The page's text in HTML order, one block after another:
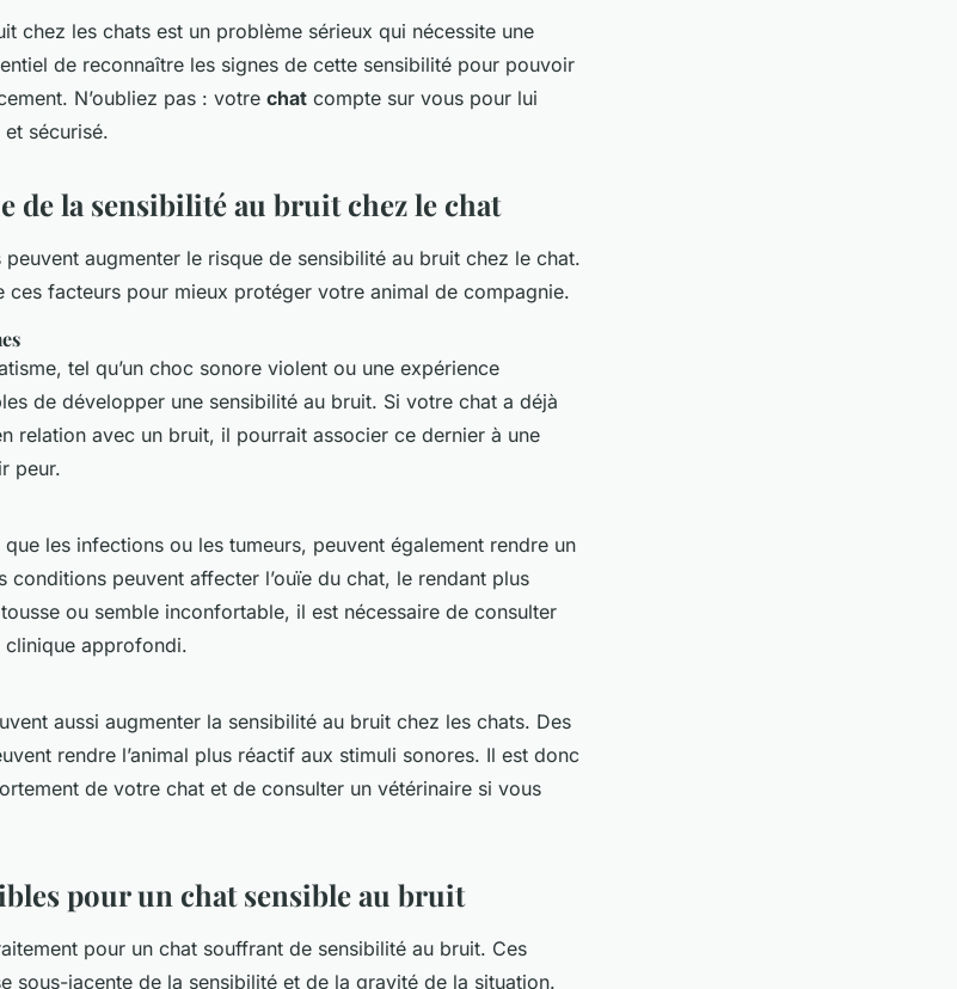
chez les chats est un problème sérieux qui nécessite une
de reconnaître les signes de cette sensibilité pour pouvoir
N’oubliez pas : votre chat compte sur vous pour lui
sécurisé.
de la sensibilité au bruit chez le chat
augmenter le risque de sensibilité au bruit chez le chat.
ces facteurs pour mieux protéger votre animal de compagnie.
tel qu’un choc sonore violent ou une expérience
de développer une sensibilité au bruit. Si votre chat a déjà
relation avec un bruit, il pourrait associer ce dernier à une
peur.
que les infections ou les tumeurs, peuvent également rendre un
conditions peuvent affecter l’ouïe du chat, le rendant plus
ou semble inconfortable, il est nécessaire de consulter
clinique approfondi.
aussi augmenter la sensibilité au bruit chez les chats. Des
rendre l’animal plus réactif aux stimuli sonores. Il est donc
de votre chat et de consulter un vétérinaire si vous
pour un chat sensible au bruit
pour un chat souffrant de sensibilité au bruit. Ces
sous-jacente de la sensibilité et de la gravité de la situation.